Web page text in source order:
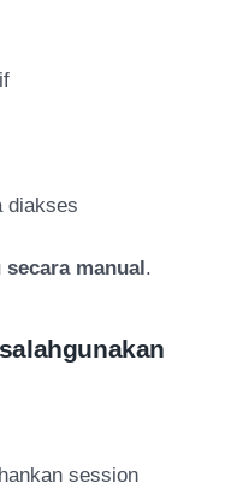
diakses
manual.
session